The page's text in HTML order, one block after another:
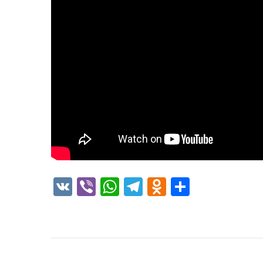
VK ViberWhatsApp
Telegram